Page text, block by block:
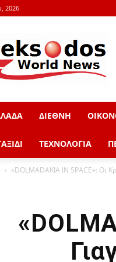
2026
adieksodos.gr
ΔΙΕΘΝΗ
ΤΕΧΝΟΛΟΓΙΑ
«DOLMADAKIA IN SPACE»: Οι